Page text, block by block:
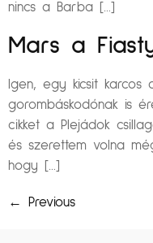
nincs a Barba […]
Mars a
Igen, egy kicsit karcos
gorombáskodónak is
cikket a Plejádok
és szerettem volna
hogy […]
← Previous